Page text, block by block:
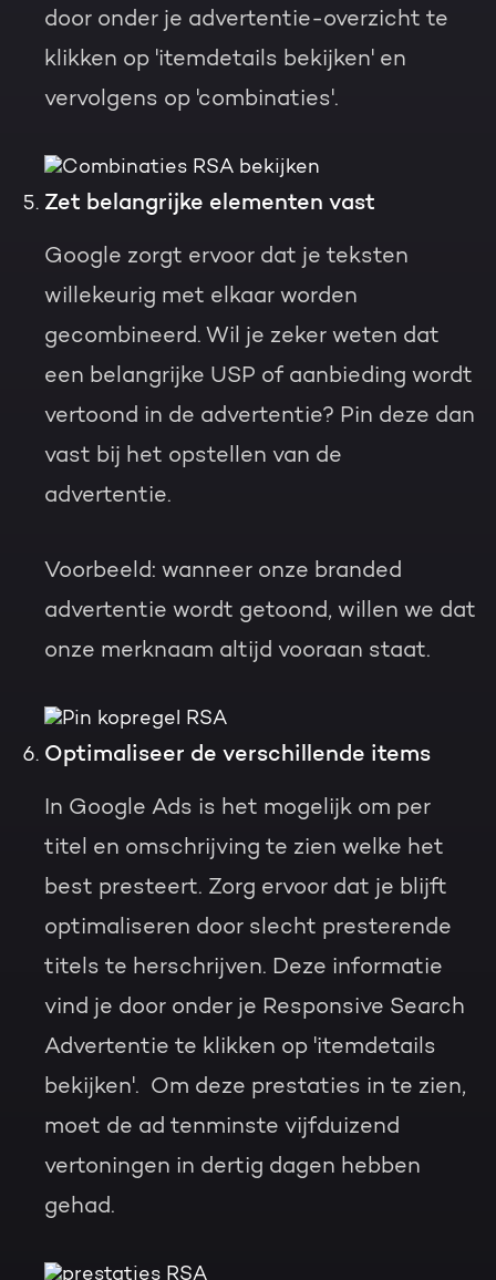
door onder je advertentie-overzicht te
klikken op 'itemdetails bekijken' en
vervolgens op 'combinaties'.
Zet belangrijke elementen vast
Google zorgt ervoor dat je teksten
willekeurig met elkaar worden
gecombineerd. Wil je zeker weten dat
een belangrijke USP of aanbieding wordt
vertoond in de advertentie? Pin deze dan
vast bij het opstellen van de
advertentie.
Voorbeeld: wanneer onze branded
advertentie wordt getoond, willen we dat
onze merknaam altijd vooraan staat.
Optimaliseer de verschillende items
In Google Ads is het mogelijk om per
titel en omschrijving te zien welke het
best presteert. Zorg ervoor dat je blijft
optimaliseren door slecht presterende
titels te herschrijven. Deze informatie
vind je door onder je Responsive Search
Advertentie te klikken op 'itemdetails
bekijken'. Om deze prestaties in te zien,
moet de ad tenminste vijfduizend
vertoningen in dertig dagen hebben
gehad.